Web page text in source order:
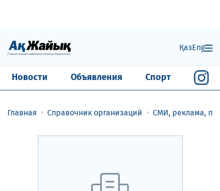
ҚазEng
Новости Объявления Спорт
Главная Справочник организаций СМИ, реклама,